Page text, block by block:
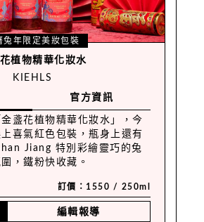
兔年限定美妝包裝
植物精華化妝水
KIEHLS
官方資訊
盞花植物精華化妝水」，今
喜氣紅色包裝，瓶身上還有
Jiang 特別彩繪靈巧的兔
，鐵粉快收藏。
訂價：1550 / 250ml
編輯報導